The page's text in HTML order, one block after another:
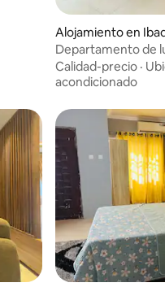
Alojamiento en
Departamento de
Copa Mundial
Calidad-precio ·
acondicionado